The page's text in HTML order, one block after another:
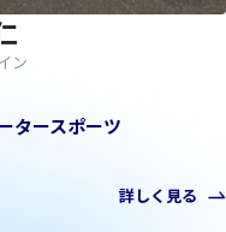
ン
タースポーツ
詳しく見る